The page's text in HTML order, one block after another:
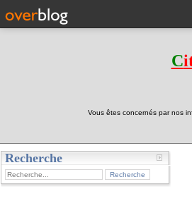
C
Vous êtes concernés par nos
Recherche